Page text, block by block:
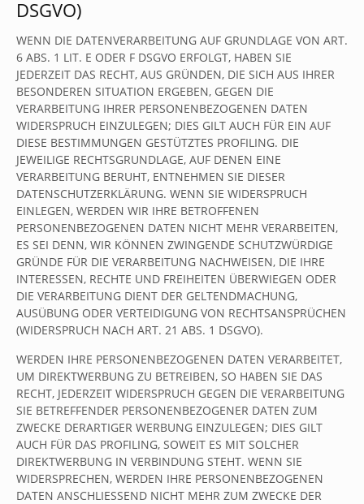
DSGVO)
WENN DIE DATENVERARBEITUNG AUF GRUNDLAGE VON ART.
6 ABS. 1 LIT. E ODER F DSGVO ERFOLGT, HABEN SIE
JEDERZEIT DAS RECHT, AUS GRÜNDEN, DIE SICH AUS IHRER
BESONDEREN SITUATION ERGEBEN, GEGEN DIE
VERARBEITUNG IHRER PERSONENBEZOGENEN DATEN
WIDERSPRUCH EINZULEGEN; DIES GILT AUCH FÜR EIN AUF
DIESE BESTIMMUNGEN GESTÜTZTES PROFILING. DIE
JEWEILIGE RECHTSGRUNDLAGE, AUF DENEN EINE
VERARBEITUNG BERUHT, ENTNEHMEN SIE DIESER
DATENSCHUTZERKLÄRUNG. WENN SIE WIDERSPRUCH
EINLEGEN, WERDEN WIR IHRE BETROFFENEN
PERSONENBEZOGENEN DATEN NICHT MEHR VERARBEITEN,
ES SEI DENN, WIR KÖNNEN ZWINGENDE SCHUTZWÜRDIGE
GRÜNDE FÜR DIE VERARBEITUNG NACHWEISEN, DIE IHRE
INTERESSEN, RECHTE UND FREIHEITEN ÜBERWIEGEN ODER
DIE VERARBEITUNG DIENT DER GELTENDMACHUNG,
AUSÜBUNG ODER VERTEIDIGUNG VON RECHTSANSPRÜCHEN
(WIDERSPRUCH NACH ART. 21 ABS. 1 DSGVO).
WERDEN IHRE PERSONENBEZOGENEN DATEN VERARBEITET,
UM DIREKTWERBUNG ZU BETREIBEN, SO HABEN SIE DAS
RECHT, JEDERZEIT WIDERSPRUCH GEGEN DIE VERARBEITUNG
SIE BETREFFENDER PERSONENBEZOGENER DATEN ZUM
ZWECKE DERARTIGER WERBUNG EINZULEGEN; DIES GILT
AUCH FÜR DAS PROFILING, SOWEIT ES MIT SOLCHER
DIREKTWERBUNG IN VERBINDUNG STEHT. WENN SIE
WIDERSPRECHEN, WERDEN IHRE PERSONENBEZOGENEN
DATEN ANSCHLIESSEND NICHT MEHR ZUM ZWECKE DER